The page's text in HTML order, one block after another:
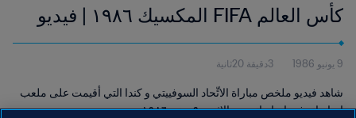
كأس العالم FIFA المكسيك ١٩٨٦ | فيديو
ملخص
9 يونيو 1986 3دقيقة 20ثانية
شاهد فيديو ملخص مباراة الاتِّحاد السوفييتي و كندا التي أقيمت على ملعب
إيرابواتو في إيرابواتو يوم الاثنين ٩ يونيو ١٩٨٦.